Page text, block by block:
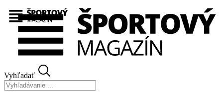
Preskočiť
na
obsah
Vyhľadať